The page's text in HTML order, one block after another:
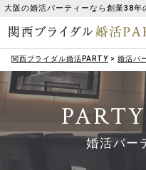
大阪の婚活パーティーなら創業38年
関西ブライダル婚活PARTY > 婚活パ
婚活パー